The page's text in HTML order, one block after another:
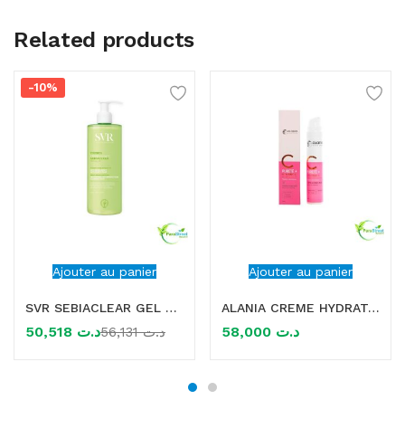
Related products
Ajouter au panier
-10%
SVR SEBIACLEAR GEL MOUSSANT 400ML
د.ت د.ت56,131
Ajouter au panier
ALANIA CREME HYDRATANTE SPF 30 50ML
د.ت